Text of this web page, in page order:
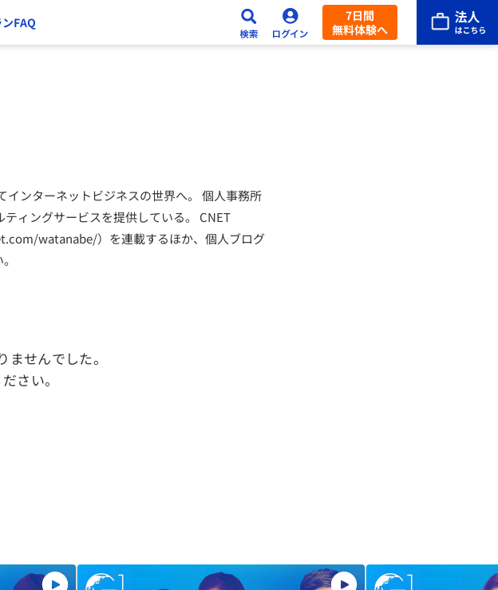
FAQ
7日間
無料体験へ
ンターネットビジネスの世界へ。 個人事務所
ィングサービスを提供している。 CNET
watanabe/）を連載するほか、個人ブログ
せんでした。
さい。